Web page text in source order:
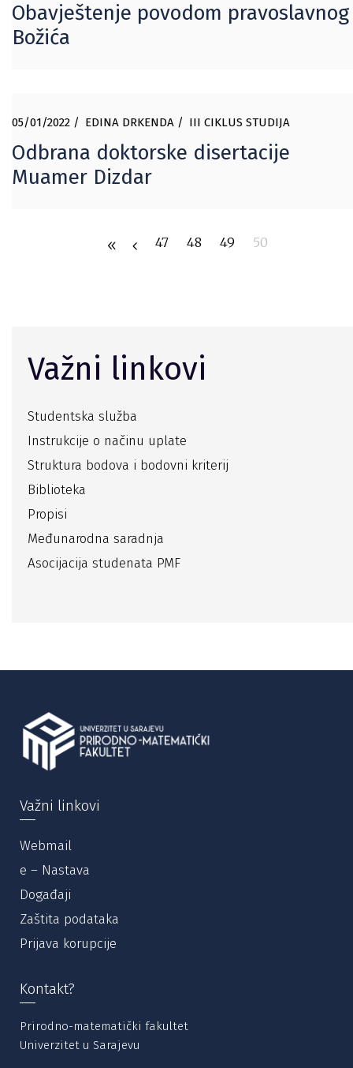
Obavještenje povodom pravoslavnog
Božića
05/01/2022 EDINA DRKENDA III CIKLUS STUDIJA
Odbrana doktorske disertacije
Muamer Dizdar
47 48 49 50
Važni linkovi
Studentska služba
Instrukcije o načinu uplate
Struktura bodova i bodovni kriterij
Biblioteka
Propisi
Međunarodna saradnja
Asocijacija studenata PMF
Važni linkovi
Webmail
e – Nastava
Događaji
Zaštita podataka
Prijava korupcije
Kontakt?
Prirodno-matematički fakultet
Univerzitet u Sarajevu